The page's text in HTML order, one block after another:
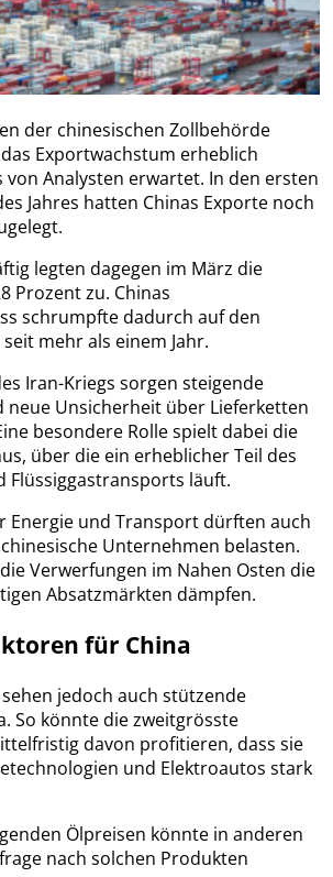
der chinesischen Zollbehörde
Exportwachstum erheblich
von Analysten erwartet. In den ersten
Jahres hatten Chinas Exporte noch
legten dagegen im März die
Prozent zu. Chinas
schrumpfte dadurch auf den
mehr als einem Jahr.
Iran-Kriegs sorgen steigende
neue Unsicherheit über Lieferketten
besondere Rolle spielt dabei die
über die ein erheblicher Teil des
Flüssiggastransports läuft.
Energie und Transport dürften auch
Unternehmen belasten.
Verwerfungen im Nahen Osten die
Absatzmärkten dämpfen.
für China
jedoch auch stützende
So könnte die zweitgrösste
davon profitieren, dass sie
und Elektroautos stark
Ölpreisen könnte in anderen
nach solchen Produkten